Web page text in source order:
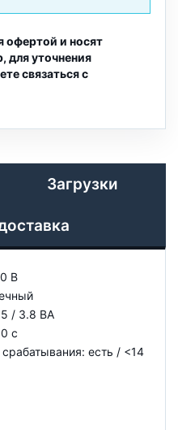
офертой и носят
для уточнения
связаться с
Загрузки
В
/ 3.8 ВА
с
есть / <14